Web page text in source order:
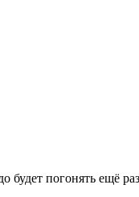
погонять ещё